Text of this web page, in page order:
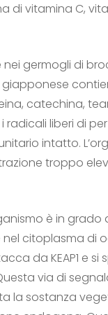
di vitamina C,
germogli di
giapponese
catechina,
liberi di
intatto.
troppo
è in
citoplasma di
da KEAP1 e
via di
la sostanza